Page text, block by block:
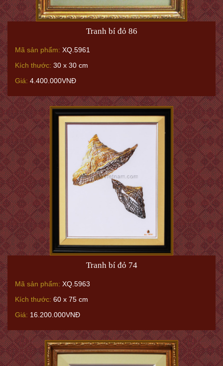
Tranh bí đỏ 86
Mã sản phẩm: XQ.5961
Kích thước: 30 x 30 cm
Giá: 4.400.000VNĐ
Tranh bí đỏ 74
Mã sản phẩm: XQ.5963
Kích thước: 60 x 75 cm
Giá: 16.200.000VNĐ